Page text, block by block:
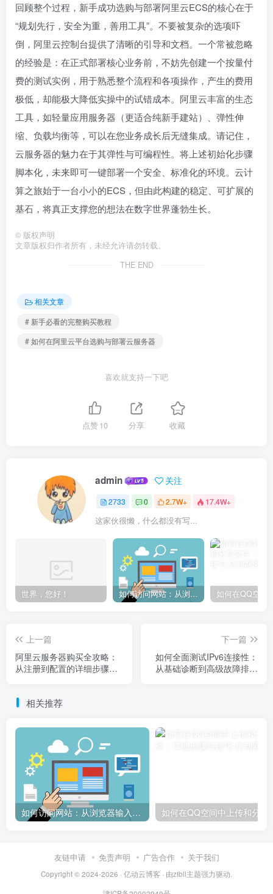
回顾整个过程，新手成功选购与部署阿里云ECS的核心在于
“规划先行，安全为重，善用工具”。不要被复杂的选项吓
倒，阿里云控制台提供了清晰的引导和文档。一个常被忽略
的经验是：在正式部署核心业务前，不妨先创建一个按量付
费的测试实例，用于熟悉整个流程和各项操作，产生的费用
极低，却能极大降低实操中的试错成本。阿里云丰富的生态
工具，如轻量应用服务器（更适合纯新手建站）、弹性伸
缩、负载均衡等，可以在您业务成长后无缝集成。请记住，
云服务器的魅力在于其弹性与可编程性。将上述初始化步骤
脚本化，未来即可一键部署一个安全、标准化的环境。云计
算之旅始于一台小小的ECS，但由此构建的稳定、可扩展的
基石，将真正支撑您的想法在数字世界蓬勃生长。
© 版权声明
文章版权归作者所有，未经允许请勿转载。
THE END
相关文章
# 新手必看的完整购买教程
# 如何在阿里云平台选购与部署云服务器
喜欢就支持一下吧
点赞10 分享 收藏
admin 关注
2733 0 2.7W+ 17.4W+
这家伙很懒，什么都没有写...
世界，您好！ 如何访问网站：从浏览器输入到页面加载的完整步骤详解
上一篇
阿里云服务器购买全攻略：
从注册到配置的详细步骤指
下一篇
如何全面测试IPv6连接性：
从基础诊断到高级故障排除
相关推荐
如何访问网站：从浏览器输入到页面加载的完整步骤详解
友链申请 免责声明 广告合作 关于我们
Copyright © 2024-2026 · 亿动云博客 · 由zibll主题强力驱动.